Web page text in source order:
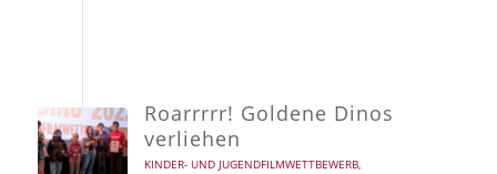
Roarrrrr! Goldene Dinos
verliehen
KINDER- UND JUGENDFILMWETTBEWERB,